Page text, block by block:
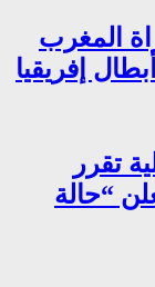
المغرب
إفريقيا
تقرر
“حالة